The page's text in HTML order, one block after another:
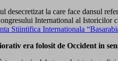
la care face dansul
International al Istoricilor
Stiintifica Internationala
era folosit de Occident in